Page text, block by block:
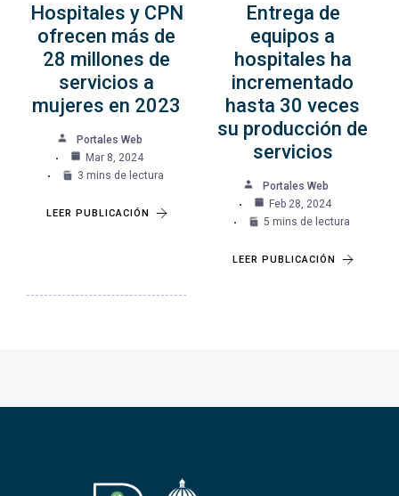
Hospitales y CPN
ofrecen más de
28 millones de
servicios a
mujeres en 2023
Portales Web
Mar 8, 2024
3 mins de lectura
LEER PUBLICACIÓN
Entrega de
equipos a
hospitales ha
incrementado
hasta 30 veces
su producción de
servicios
Portales Web
Feb 28, 2024
5 mins de lectura
LEER PUBLICACIÓN